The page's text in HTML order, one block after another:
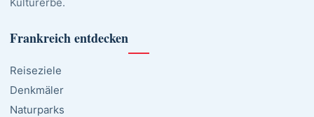
Frankreich entdecken
Reiseziele
Denkmäler
Naturparks